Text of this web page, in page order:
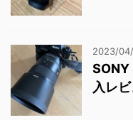
2023/
SONY
入レ